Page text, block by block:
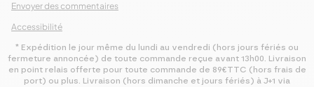
Envoyer des commentaires
Accessibilité
* Expédition le jour même du lundi au vendredi (hors jours fériés ou
fermeture annoncée) de toute commande reçue avant 13h00. Livraison
en point relais offerte pour toute commande de 89€TTC (hors frais de
port) ou plus. Livraison (hors dimanche et jours fériés) à J+1 via